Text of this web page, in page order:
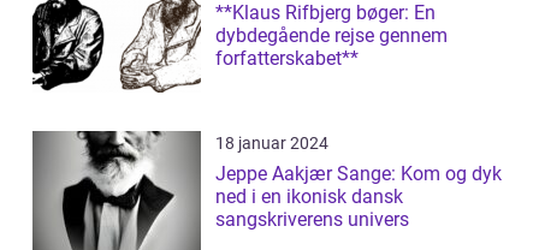
**Klaus Rifbjerg bøger: En
dybdegående rejse gennem
forfatterskabet**
18 januar 2024
Jeppe Aakjær Sange: Kom og dyk
ned i en ikonisk dansk
sangskriverens univers